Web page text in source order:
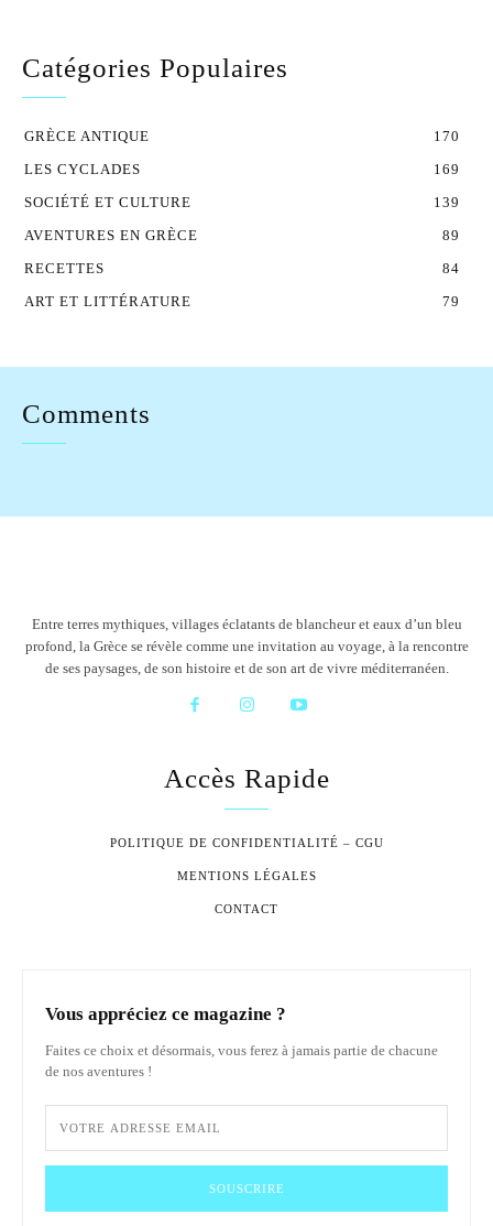
Catégories Populaires
GRÈCE ANTIQUE
170
LES CYCLADES
169
SOCIÉTÉ ET CULTURE
139
AVENTURES EN GRÈCE
89
RECETTES
84
ART ET LITTÉRATURE
79
Comments
Entre terres mythiques, villages éclatants de blancheur et eaux d’un bleu
profond, la Grèce se révèle comme une invitation au voyage, à la rencontre
de ses paysages, de son histoire et de son art de vivre méditerranéen.
Accès Rapide
POLITIQUE DE CONFIDENTIALITÉ – CGU
MENTIONS LÉGALES
CONTACT
Vous appréciez ce magazine ?
Faites ce choix et désormais, vous ferez à jamais partie de chacune
de nos aventures !
SOUSCRIRE